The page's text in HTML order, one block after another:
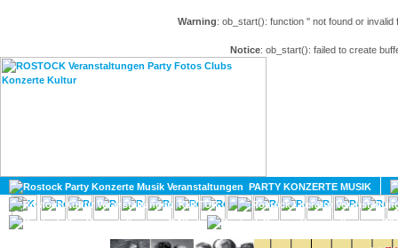
Warning: ob_start(): function '' not found or
Notice: ob_start(): failed to create
PARTY KONZERTE MUSIK
KULTUR
GAY